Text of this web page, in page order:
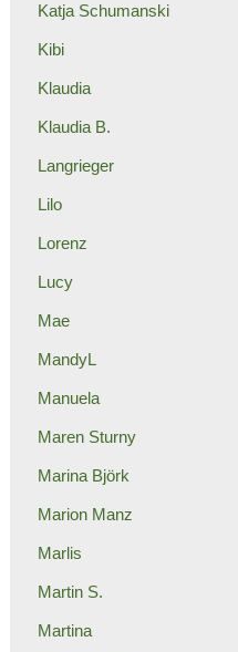
Katja Schumanski
Kibi
Klaudia
Klaudia B.
Langrieger
Lilo
Lorenz
Lucy
Mae
MandyL
Manuela
Maren Sturny
Marina Björk
Marion Manz
Marlis
Martin S.
Martina